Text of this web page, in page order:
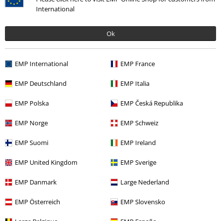
International
Ok
EMP International EMP France
EMP Deutschland EMP Italia
EMP Polska EMP Česká Republika
EMP Norge EMP Schweiz
EMP Suomi EMP Ireland
EMP United Kingdom EMP Sverige
EMP Danmark Large Nederland
EMP Österreich EMP Slovensko
Meer categorieën. Meer opties.
Band Merch Genre Core Grindcore
Band Merch Media Cd's
Sale % Media CDs
Band Merch Top Bands Napalm Death
E-mailnieuwsbrief
korting!Meer info